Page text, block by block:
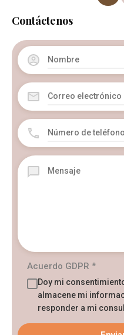
Contáctenos
Acuerdo GDPR *
Doy mi
almacene mi
responder a mi